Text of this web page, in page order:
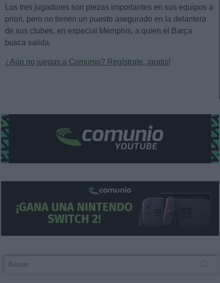
Los tres jugadores son piezas importantes en sus equipos a
priori, pero no tienen un puesto asegurado en la delantera
de sus clubes, en especial Memphis, a quien el Barça
busca salida.
¿Aún no juegas a Comunio? Regístrate, ¡gratis!